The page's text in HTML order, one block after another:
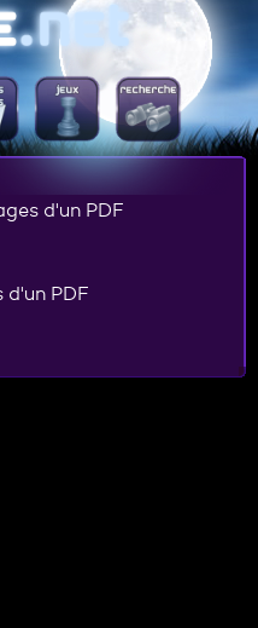
d'un PDF
PDF